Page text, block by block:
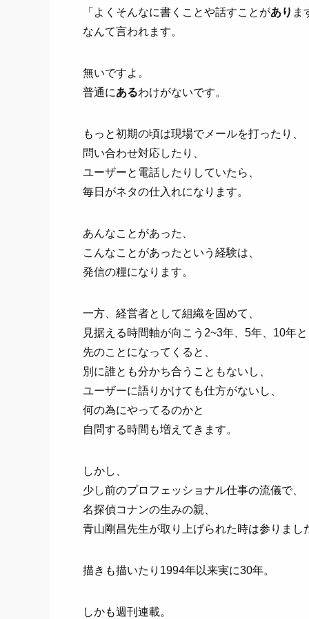
「よくそんなに書くことや話すことがあり ま
なんて言われます。
無いですよ。
普通にあるわけがないです。
もっと初期の頃は現場でメールを打ったり、
問い合わせ対応したり、
ユーザーと電話したりしていたら、
毎日がネタの仕入れになります。
あんなことがあった、
こんなことがあったという経験は、
発信の糧になります。
一方、経営者として組織を固めて、
見据える時間軸が向こう2~3年、5年、10年と
先のことになってくると、
別に誰とも分かち合うこともないし、
ユーザーに語りかけても仕方がないし、
何の為にやってるのかと
自問する時間も増えてきます。
しかし、
少し前のプロフェッショナル仕事の流儀で、
名探偵コナンの生みの親、
青山剛昌先生が取り上げられた時は参りまし
描きも描いたり1994年以来実に30年。
しかも週刊連載。